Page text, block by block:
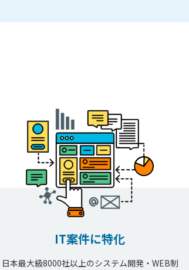
IT案件に特化
日本最大級8000社以上のシステム開発・WEB制